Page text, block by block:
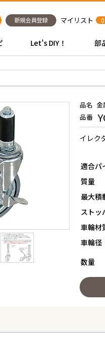
新規会員登録 マイリスト 0
Let's DIY！ 部
品名 金
品番
イレク
適合パ
質量
最大積
ストッ
車輪材
車輪径
数量